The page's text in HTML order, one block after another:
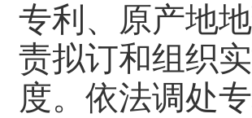
专利、原产地
责拟订和组织
度。依法调处